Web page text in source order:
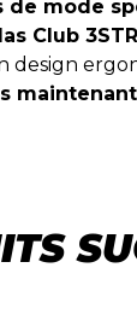
de mode
Club
design